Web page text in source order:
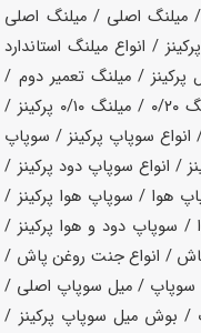
/ میلنگ اصلی / میلنگ اصلی
/ انواع میلنگ استاندارد
پرکینز / میلنگ تعمیر دوم /
میلنگ تعمیر دوم پرکینز / میلنگ ۰/۱۰ / میلنگ ۰/۲۰ / میلنگ ۰/۱۰ پرکینز /
/ انواع سوپاپ پرکینز / سوپاپ
/ انواع سوپاپ دود پرکینز /
هوا / سوپاپ هوا پرکینز /
/ سوپاپ دود و هوا پرکینز /
پاش / انواع جنت روغن پاش /
سوپاپ / میل سوپاپ اصلی /
بوش میل سوپاپ پرکینز /